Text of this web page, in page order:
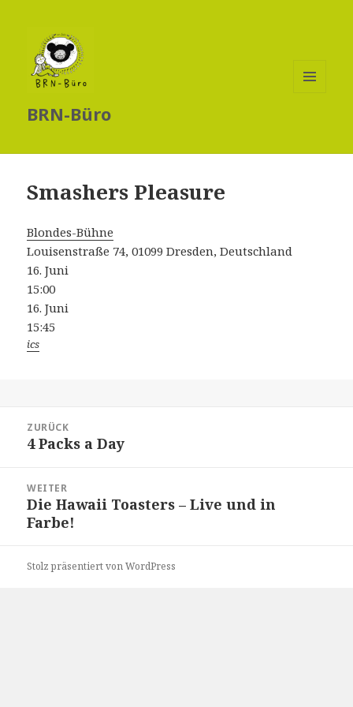
BRN-Büro
Smashers Pleasure
Blondes-Bühne
Louisenstraße 74, 01099 Dresden, Deutschland
16. Juni
15:00
16. Juni
15:45
ics
ZURÜCK
Vorheriger
4 Packs a Day
WEITER
Nächster
Beitrag:
Die Hawaii Toasters – Live und in
Farbe!
Stolz präsentiert von WordPress